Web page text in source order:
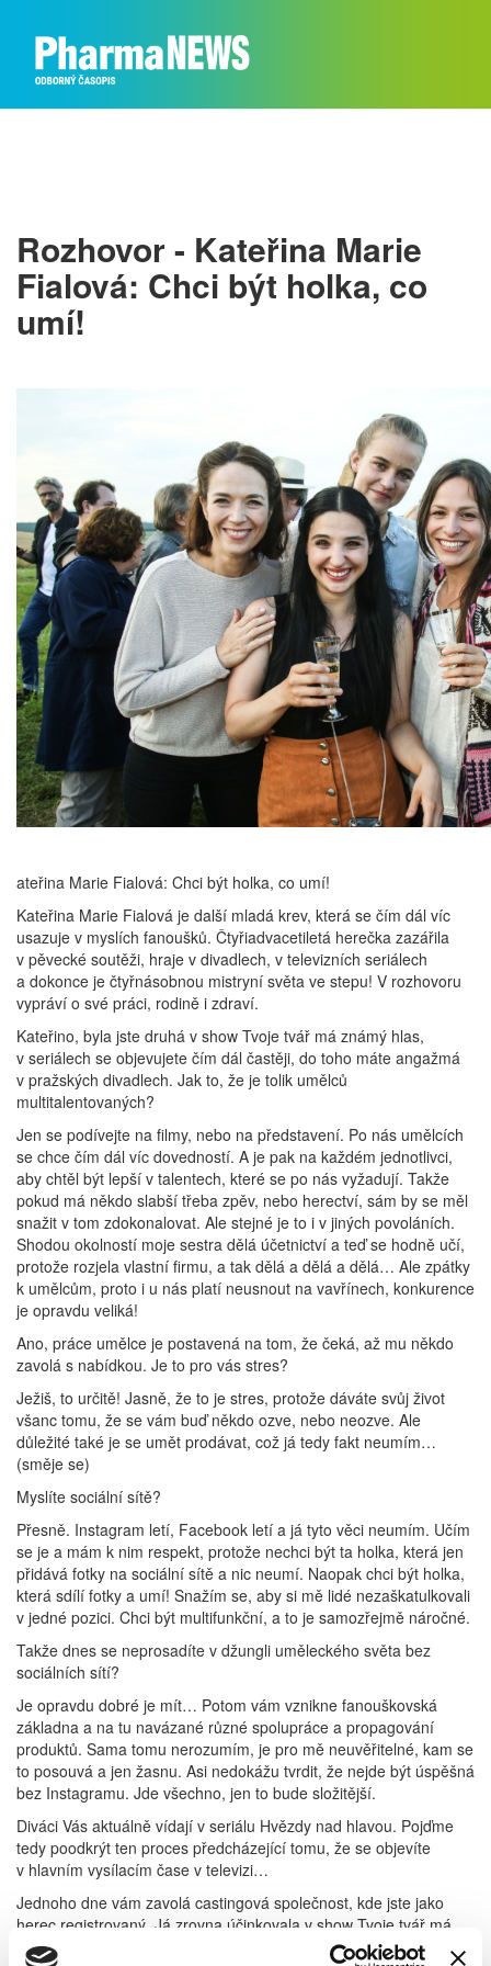
Rozhovor - Kateřina Marie
Fialová: Chci být holka, co
umí!
ateřina Marie Fialová: Chci být holka, co umí!
Kateřina Marie Fialová je další mladá krev, která se čím dál víc
usazuje v myslích fanoušků. Čtyřiadvacetiletá herečka zazářila
v pěvecké soutěži, hraje v divadlech, v televizních seriálech
a dokonce je čtyřnásobnou mistryní světa ve stepu! V rozhovoru
vypráví o své práci, rodině i zdraví.
Kateřino, byla jste druhá v show Tvoje tvář má známý hlas,
v seriálech se objevujete čím dál častěji, do toho máte angažmá
v pražských divadlech. Jak to, že je tolik umělců
multitalentovaných?
Jen se podívejte na filmy, nebo na představení. Po nás umělcích
se chce čím dál víc dovedností. A je pak na každém jednotlivci,
aby chtěl být lepší v talentech, které se po nás vyžadují. Takže
pokud má někdo slabší třeba zpěv, nebo herectví, sám by se měl
snažit v tom zdokonalovat. Ale stejné je to i v jiných povoláních.
Shodou okolností moje sestra dělá účetnictví a teď se hodně učí,
protože rozjela vlastní firmu, a tak dělá a dělá a dělá… Ale zpátky
k umělcům, proto i u nás platí neusnout na vavřínech, konkurence
je opravdu veliká!
Ano, práce umělce je postavená na tom, že čeká, až mu někdo
zavolá s nabídkou. Je to pro vás stres?
Ježiš, to určitě! Jasně, že to je stres, protože dáváte svůj život
všanc tomu, že se vám buď někdo ozve, nebo neozve. Ale
důležité také je se umět prodávat, což já tedy fakt neumím…
(směje se)
Myslíte sociální sítě?
Přesně. Instagram letí, Facebook letí a já tyto věci neumím. Učím
se je a mám k nim respekt, protože nechci být ta holka, která jen
přidává fotky na sociální sítě a nic neumí. Naopak chci být holka,
která sdílí fotky a umí! Snažím se, aby si mě lidé nezaškatulkovali
v jedné pozici. Chci být multifunkční, a to je samozřejmě náročné.
Takže dnes se neprosadíte v džungli uměleckého světa bez
sociálních sítí?
Je opravdu dobré je mít… Potom vám vznikne fanouškovská
základna a na tu navázané různé spolupráce a propagování
produktů. Sama tomu nerozumím, je pro mě neuvěřitelné, kam se
to posouvá a jen žasnu. Asi nedokážu tvrdit, že nejde být úspěšná
bez Instagramu. Jde všechno, jen to bude složitější.
Diváci Vás aktuálně vídají v seriálu Hvězdy nad hlavou. Pojďme
tedy poodkrýt ten proces předcházející tomu, že se objevíte
v hlavním vysílacím čase v televizi…
Jednoho dne vám zavolá castingová společnost, kde jste jako
herec registrovaný. Já zrovna účinkovala v show Tvoje tvář má
známý hlas a seriálu Ordinace v růžové zahradě a do toho mi